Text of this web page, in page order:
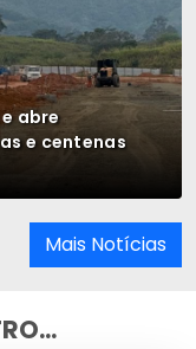
abre
e centenas
Mais Notícias